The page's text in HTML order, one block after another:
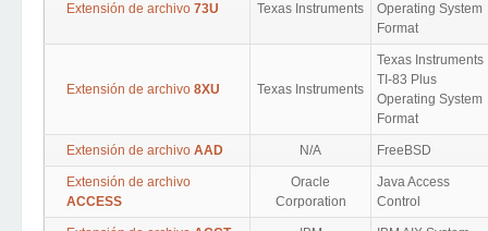
Extensión de archivo 73U Texas Instruments
Operating System
Format
Extensión de archivo 8XU Texas Instruments
Texas Instruments
TI-83 Plus
Operating System
Format
Extensión de archivo AAD N/A FreeBSD
Extensión de archivo
ACCESS
Oracle
Corporation
Java Access
Control